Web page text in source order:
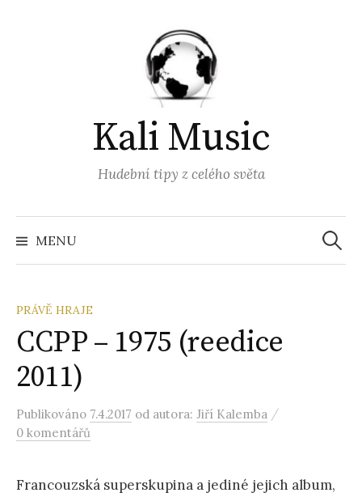
Kali Music
Hudební tipy z celého světa
MENU
PRÁVĚ HRAJE
CCPP – 1975 (reedice
2011)
Publikováno 7.4.2017 od autora: Jiří Kalemba /
0 komentářů
Francouzská superskupina a jediné jejich album,